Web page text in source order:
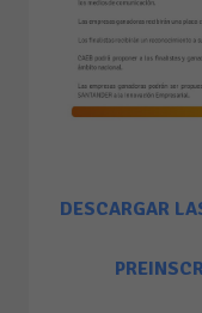
DESCARGAR